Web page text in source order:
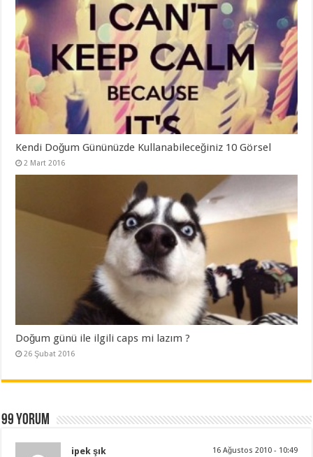
Kendi Doğum Gününüzde Kullanabileceğiniz 10 Görsel
2 Mart 2016
Doğum günü ile ilgili caps mi lazım ?
26 Şubat 2016
99 yorum
ipek şık 16 Ağustos 2010 - 10:49